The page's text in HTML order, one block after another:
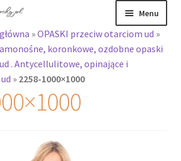
Menu
»OPASKI przeciw otarciom ud »
koronkowe, ozdobne opaski
. Antycellulitowe, opinające i
» 2258-1000×1000